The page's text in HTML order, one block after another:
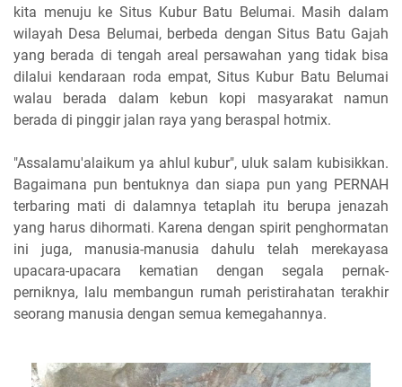
kita menuju ke Situs Kubur Batu Belumai. Masih dalam
wilayah Desa Belumai, berbeda dengan Situs Batu Gajah
yang berada di tengah areal persawahan yang tidak bisa
dilalui kendaraan roda empat, Situs Kubur Batu Belumai
walau berada dalam kebun kopi masyarakat namun
berada di pinggir jalan raya yang beraspal hotmix.
"Assalamu'alaikum ya ahlul kubur", uluk salam kubisikkan.
Bagaimana pun bentuknya dan siapa pun yang PERNAH
terbaring mati di dalamnya tetaplah itu berupa jenazah
yang harus dihormati. Karena dengan spirit penghormatan
ini juga, manusia-manusia dahulu telah merekayasa
upacara-upacara kematian dengan segala pernak-
perniknya, lalu membangun rumah peristirahatan terakhir
seorang manusia dengan semua kemegahannya.